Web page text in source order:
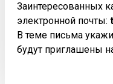
Заинтересованных
электронной почты:
В теме письма
будут приглашены